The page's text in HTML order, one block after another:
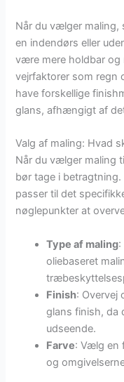
Når du vælger maling,
en indendørs eller
være mere holdbar
vejrfaktorer som regn
have forskellige
glans, afhængigt af
Valg af maling: Hvad
Når du vælger maling
bør tage i
passer til det
nøglepunkter at
Type af maling:
oliebaseret
Finish: Overvej
glans finish, da
udseende.
Farve: Vælg en
og